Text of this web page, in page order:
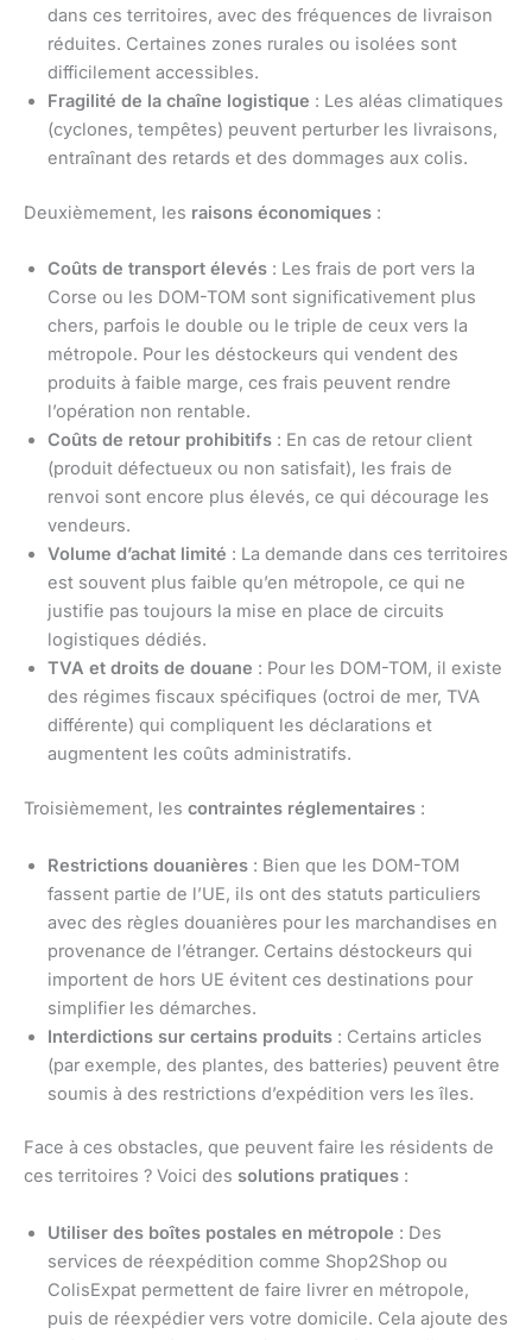
dans ces territoires, avec des fréquences de livraison
réduites. Certaines zones rurales ou isolées sont
difficilement accessibles.
Fragilité de la chaîne logistique : Les aléas climatiques
(cyclones, tempêtes) peuvent perturber les livraisons,
entraînant des retards et des dommages aux colis.
Deuxièmement, les raisons économiques :
Coûts de transport élevés : Les frais de port vers la
Corse ou les DOM-TOM sont significativement plus
chers, parfois le double ou le triple de ceux vers la
métropole. Pour les déstockeurs qui vendent des
produits à faible marge, ces frais peuvent rendre
l’opération non rentable.
Coûts de retour prohibitifs : En cas de retour client
(produit défectueux ou non satisfait), les frais de
renvoi sont encore plus élevés, ce qui décourage les
vendeurs.
Volume d’achat limité : La demande dans ces territoires
est souvent plus faible qu’en métropole, ce qui ne
justifie pas toujours la mise en place de circuits
logistiques dédiés.
TVA et droits de douane : Pour les DOM-TOM, il existe
des régimes fiscaux spécifiques (octroi de mer, TVA
différente) qui compliquent les déclarations et
augmentent les coûts administratifs.
Troisièmement, les contraintes réglementaires :
Restrictions douanières : Bien que les DOM-TOM
fassent partie de l’UE, ils ont des statuts particuliers
avec des règles douanières pour les marchandises en
provenance de l’étranger. Certains déstockeurs qui
importent de hors UE évitent ces destinations pour
simplifier les démarches.
Interdictions sur certains produits : Certains articles
(par exemple, des plantes, des batteries) peuvent être
soumis à des restrictions d’expédition vers les îles.
Face à ces obstacles, que peuvent faire les résidents de
ces territoires ? Voici des solutions pratiques :
Utiliser des boîtes postales en métropole : Des
services de réexpédition comme Shop2Shop ou
ColisExpat permettent de faire livrer en métropole,
puis de réexpédier vers votre domicile. Cela ajoute des